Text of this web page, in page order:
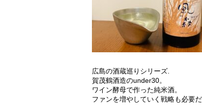
広島の酒蔵巡りシリーズ.
賀茂鶴酒造のunder30。
ワイン酵母で作った純米酒。
ファンを増やしていく戦略も必要だ